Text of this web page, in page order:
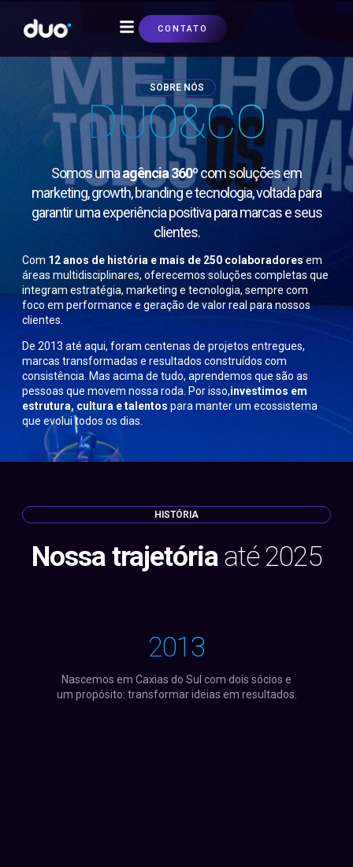
CONTATO
SOBRE NÓS
DUO&CO
Somos umaagência 360ºcom soluções em
marketing, growth, branding e tecnologia, voltada para
garantir uma experiência positiva para marcas e seus
clientes.
Com 12 anos de história e mais de 250 colaboradores em
áreas multidisciplinares, oferecemos soluções completas que
integram estratégia, marketing e tecnologia, sempre com
foco em performance e geração de valor real para nossos
clientes.
De 2013 até aqui, foram centenas de projetos entregues,
marcas transformadas e resultados construídos com
consistência. Mas acima de tudo, aprendemos que são as
pessoas que movem nossa roda. Por isso,investimos em
estrutura, cultura e talentos para manter um ecossistema
que evolui todos os dias.
HISTÓRIA
Nossa trajetóriaaté 2025
2013
Nascemos em Caxias do Sul com dois sócios e
um propósito: transformar ideias em resultados.